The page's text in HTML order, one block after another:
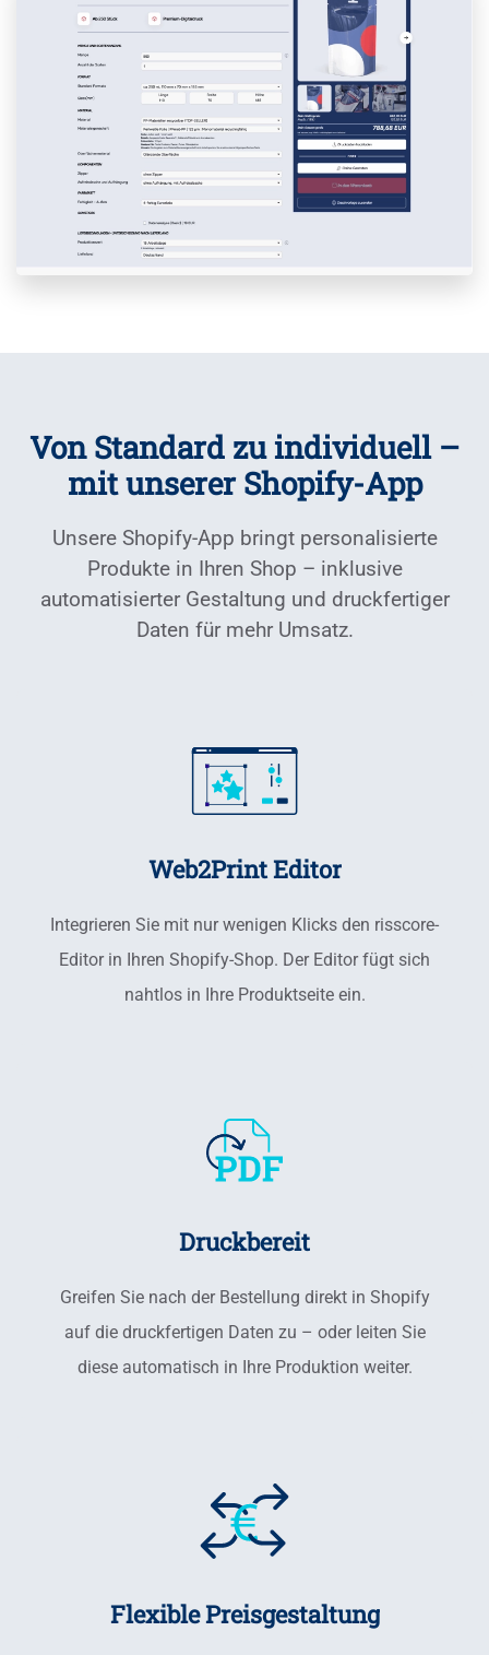
Von Standard zu individuell –
mit unserer Shopify-App
Unsere Shopify-App bringt personalisierte
Produkte in Ihren Shop – inklusive
automatisierter Gestaltung und druckfertiger
Daten für mehr Umsatz.
Web2Print Editor
Integrieren Sie mit nur wenigen Klicks den risscore-
Editor in Ihren Shopify-Shop. Der Editor fügt sich
nahtlos in Ihre Produktseite ein.
Druckbereit
Greifen Sie nach der Bestellung direkt in Shopify
auf die druckfertigen Daten zu – oder leiten Sie
diese automatisch in Ihre Produktion weiter.
Flexible Preisgestaltung